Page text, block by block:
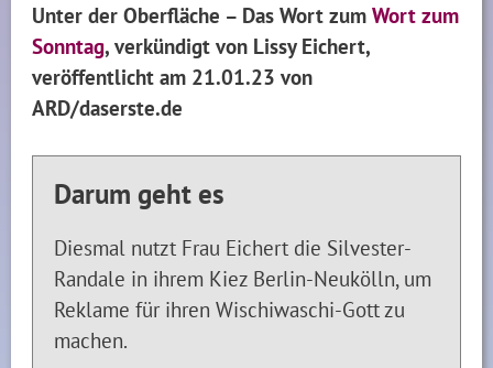
Unter der Oberfläche – Das Wort zumWort zum
Sonntag, verkündigt von Lissy Eichert,
veröffentlicht am 21.01.23 von
ARD/daserste.de
Darum geht es
Diesmal nutzt Frau Eichert die Silvester-
Randale in ihrem Kiez Berlin-Neukölln, um
Reklame für ihren Wischiwaschi-Gott zu
machen.